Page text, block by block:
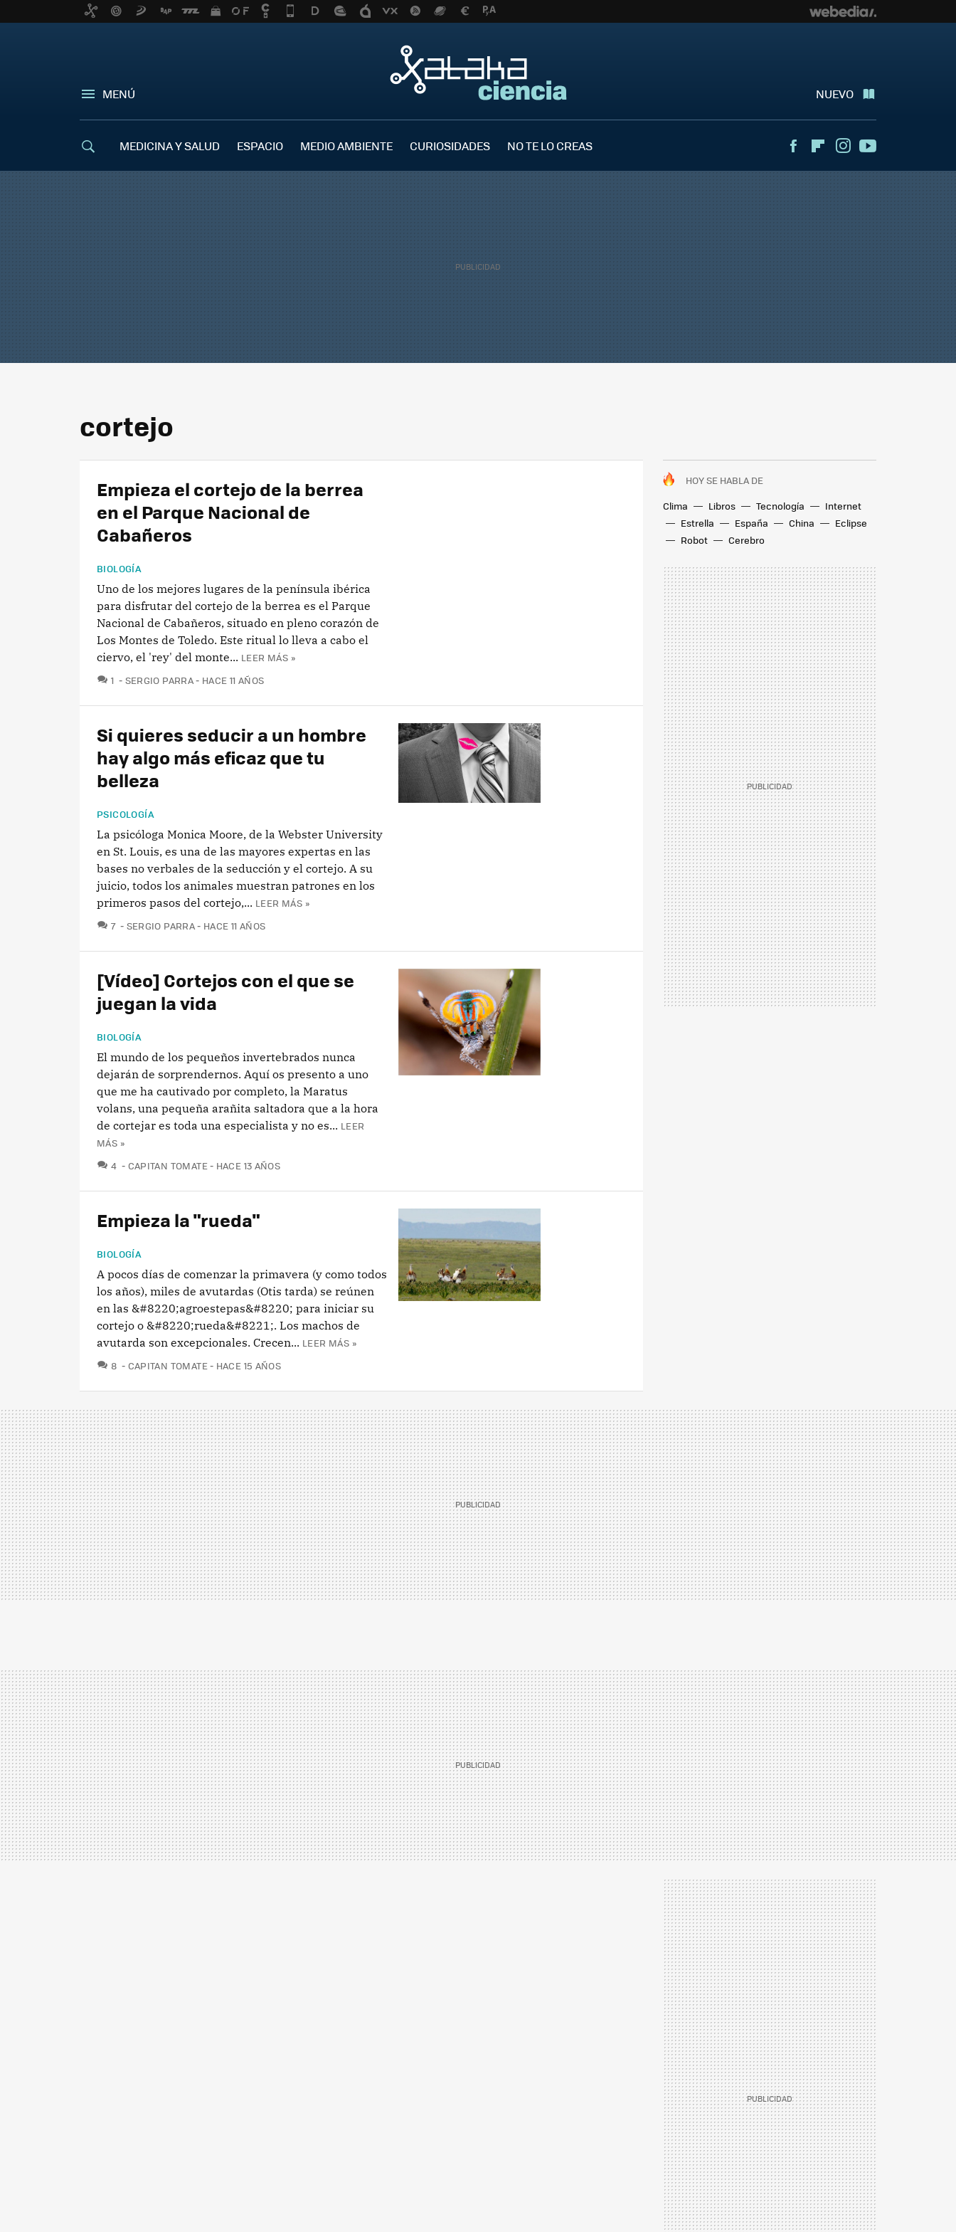
MENÚ NUEVO
MEDICINA Y SALUD ESPACIO MEDIO AMBIENTE CURIOSIDADES NO TE LO CREAS FacebookFlipboardInstagram
cortejo
HOY SE HABLA DE
Clima
Libros Tecnología
Internet
Estrella
España China
Eclipse
Robot
Cerebro
Empieza el cortejo de la berrea
en el Parque Nacional de
Cabañeros
BIOLOGÍA
Uno de los mejores lugares de la península ibérica
para disfrutar del cortejo de la berrea es el Parque
Nacional de Cabañeros, situado en pleno corazón de
Los Montes de Toledo. Este ritual lo lleva a cabo el
ciervo, el 'rey' del monte... LEER MÁS »
1 COMENTARIOS
SERGIO PARRA HACE 11 AÑOS
Si quieres seducir a un hombre
hay algo más eficaz que tu
belleza
PSICOLOGÍA
La psicóloga Monica Moore, de la Webster University
en St. Louis, es una de las mayores expertas en las
bases no verbales de la seducción y el cortejo. A su
juicio, todos los animales muestran patrones en los
primeros pasos del cortejo,... LEER MÁS »
7 COMENTARIOS
SERGIO PARRA HACE 11 AÑOS
[Vídeo] Cortejos con el que se
juegan la vida
BIOLOGÍA
El mundo de los pequeños invertebrados nunca
dejarán de sorprendernos. Aquí os presento a uno
que me ha cautivado por completo, la Maratus
volans, una pequeña arañita saltadora que a la hora
de cortejar es toda una especialista y no es... LEER
MÁS »
4 COMENTARIOS
CAPITAN TOMATE HACE 13 AÑOS
Empieza la "rueda"
BIOLOGÍA
A pocos días de comenzar la primavera (y como todos
los años), miles de avutardas (Otis tarda) se reúnen
en las &#8220;agroestepas&#8220; para iniciar su
cortejo o &#8220;rueda&#8221;. Los machos de
avutarda son excepcionales. Crecen... LEER MÁS »
8 COMENTARIOS
CAPITAN TOMATE HACE 15 AÑOS